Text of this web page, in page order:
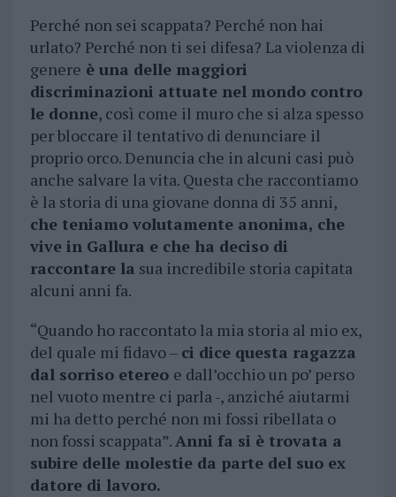
Perché non sei scappata? Perché non hai
urlato? Perché non ti sei difesa? La violenza di
genere è una delle maggiori
discriminazioni attuate nel mondo contro
le donne, così come il muro che si alza spesso
per bloccare il tentativo di denunciare il
proprio orco. Denuncia che in alcuni casi può
anche salvare la vita. Questa che raccontiamo
è la storia di una giovane donna di 35 anni,
che teniamo volutamente anonima, che
vive in Gallura e che ha deciso di
raccontare la sua incredibile storia capitata
alcuni anni fa.
“Quando ho raccontato la mia storia al mio ex,
del quale mi fidavo – ci dice questa ragazza
dal sorriso etereo e dall’occhio un po’ perso
nel vuoto mentre ci parla -, anziché aiutarmi
mi ha detto perché non mi fossi ribellata o
non fossi scappata”.Anni fa si è trovata a
subire delle molestie da parte del suo ex
datore di lavoro.